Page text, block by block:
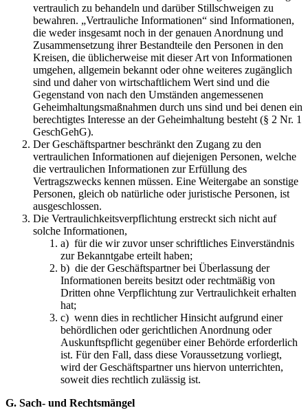
vertraulich zu behandeln und darüber Stillschweigen zu
bewahren. „Vertrauliche Informationen“ sind Informationen,
die weder insgesamt noch in der genauen Anordnung und
Zusammensetzung ihrer Bestandteile den Personen in den
Kreisen, die üblicherweise mit dieser Art von Informationen
umgehen, allgemein bekannt oder ohne weiteres zugänglich
sind und daher von wirtschaftlichem Wert sind und die
Gegenstand von nach den Umständen angemessenen
Geheimhaltungsmaßnahmen durch uns sind und bei denen ein
berechtigtes Interesse an der Geheimhaltung besteht (§ 2 Nr. 1
GeschGehG).
Der Geschäftspartner beschränkt den Zugang zu den
vertraulichen Informationen auf diejenigen Personen, welche
die vertraulichen Informationen zur Erfüllung des
Vertragszwecks kennen müssen. Eine Weitergabe an sonstige
Personen, gleich ob natürliche oder juristische Personen, ist
ausgeschlossen.
Die Vertraulichkeitsverpflichtung erstreckt sich nicht auf
solche Informationen,
a) für die wir zuvor unser schriftliches Einverständnis
zur Bekanntgabe erteilt haben;
b) die der Geschäftspartner bei Überlassung der
Informationen bereits besitzt oder rechtmäßig von
Dritten ohne Verpflichtung zur Vertraulichkeit erhalten
hat;
c) wenn dies in rechtlicher Hinsicht aufgrund einer
behördlichen oder gerichtlichen Anordnung oder
Auskunftspflicht gegenüber einer Behörde erforderlich
ist. Für den Fall, dass diese Voraussetzung vorliegt,
wird der Geschäftspartner uns hiervon unterrichten,
soweit dies rechtlich zulässig ist.
G. Sach- und Rechtsmängel